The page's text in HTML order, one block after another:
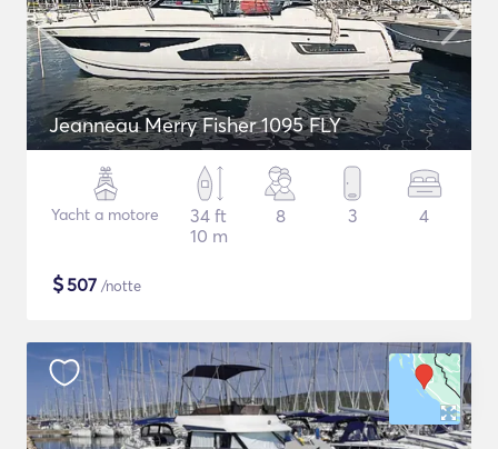
Jeanneau Merry Fisher 1095 FLY
Yacht a motore
34 ft
10 m
8 3 4
$507 /notte